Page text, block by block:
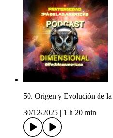
50. Origen y Evolución de
30/12/2025
1 h 20 min